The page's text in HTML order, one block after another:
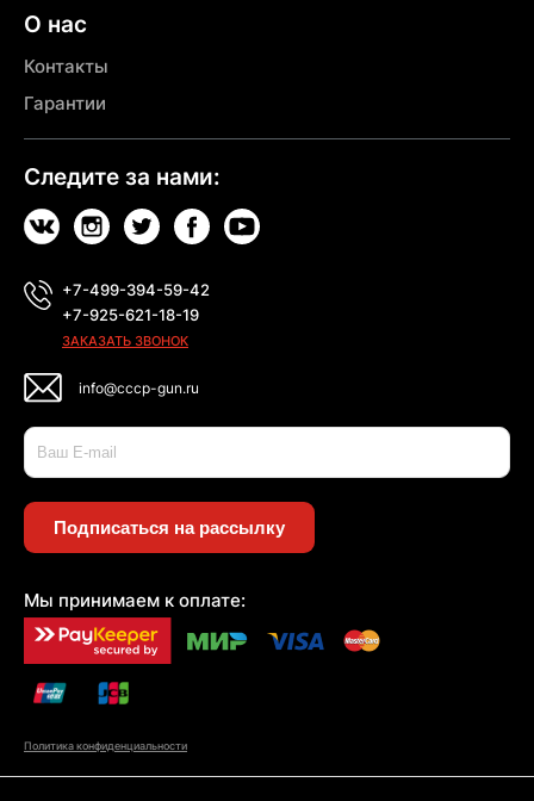
О нас
Контакты
Гарантии
Следите за нами:
+7-499-394-59-42
+7-925-621-18-19
ЗАКАЗАТЬ ЗВОНОК
info@cccp-gun.ru
Подписаться на рассылку
Мы принимаем к оплате:
Политика конфиденциальности